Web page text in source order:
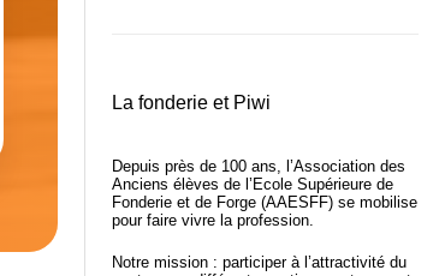
La fonderie et Piwi
Depuis près de 100 ans, l’Association des
Anciens élèves de l’Ecole Supérieure de
Fonderie et de Forge (AAESFF) se mobilise
pour faire vivre la profession.
Notre mission : participer à l’attractivité du